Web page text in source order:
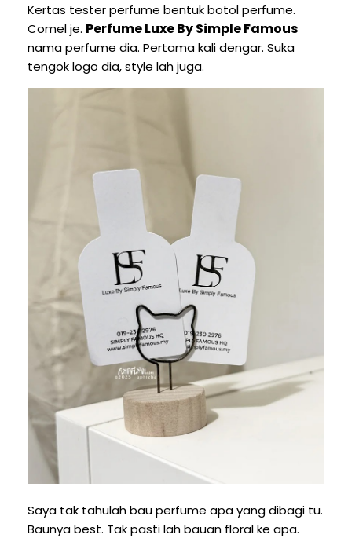
Kertas tester perfume bentuk botol perfume.
Comel je. Perfume Luxe By Simple Famous
nama perfume dia. Pertama kali dengar. Suka
tengok logo dia, style lah juga.
Saya tak tahulah bau perfume apa yang dibagi tu.
Baunya best. Tak pasti lah bauan floral ke apa.